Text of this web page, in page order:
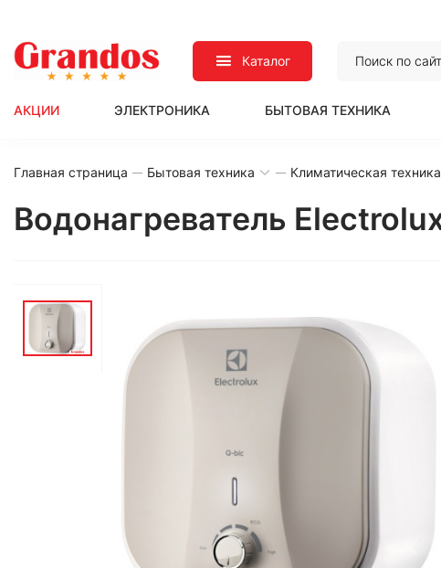
Каталог
АКЦИИ ЭЛЕКТРОНИКА БЫТОВАЯ ТЕХНИКА
Главная страница Бытовая техника Климатическая техника
Водонагреватель